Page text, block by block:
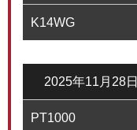
K14WG
2025年11月28
PT1000